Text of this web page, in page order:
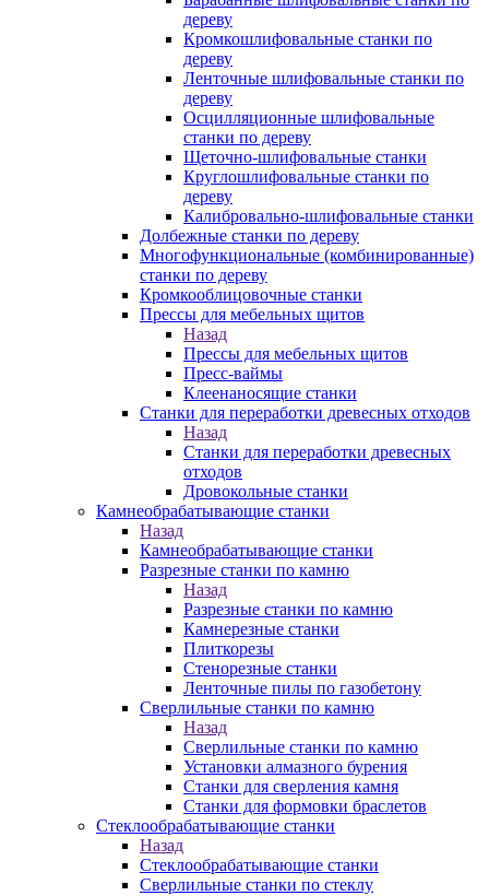
дереву
Кромкошлифовальные станки по
дереву
Ленточные шлифовальные станки по
дереву
Осцилляционные шлифовальные
станки по дереву
Щеточно-шлифовальные станки
Круглошлифовальные станки по
дереву
Калибровально-шлифовальные станки
Долбежные станки по дереву
Многофункциональные (комбинированные)
станки по дереву
Кромкооблицовочные станки
Прессы для мебельных щитов
Назад
Прессы для мебельных щитов
Пресс-ваймы
Клеенаносящие станки
Станки для переработки древесных отходов
Назад
Станки для переработки древесных
отходов
Дровокольные станки
Камнеобрабатывающие станки
Назад
Камнеобрабатывающие станки
Разрезные станки по камню
Назад
Разрезные станки по камню
Камнерезные станки
Плиткорезы
Стенорезные станки
Ленточные пилы по газобетону
Сверлильные станки по камню
Назад
Сверлильные станки по камню
Установки алмазного бурения
Станки для сверления камня
Станки для формовки браслетов
Стеклообрабатывающие станки
Назад
Стеклообрабатывающие станки
Сверлильные станки по стеклу